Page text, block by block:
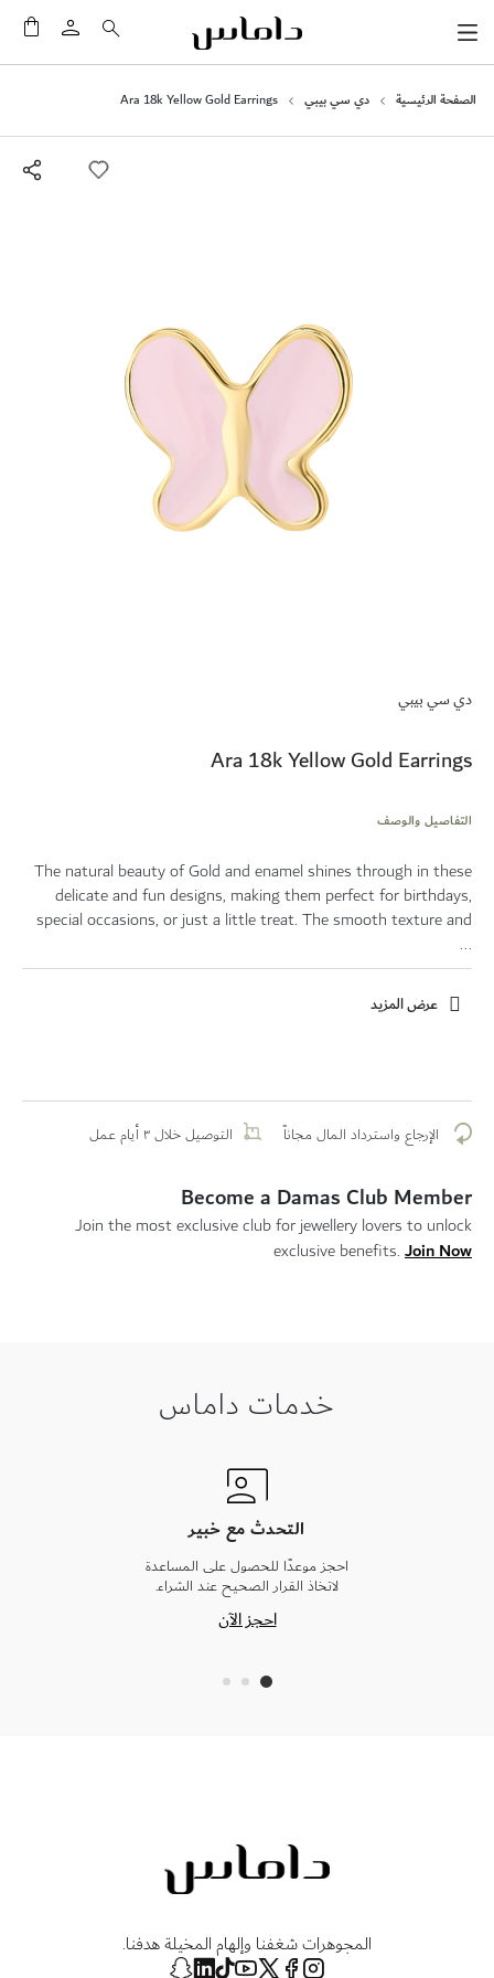
الصفحة الرئيسية دي سي بيبي Ara 18k Yellow Gold Earrings
بداية
الصور
دي سي بيبي
Ara 18k Yellow Gold Earrings
التفاصيل والوصف
The natural beauty of Gold and enamel shines through in these
delicate and fun designs, making them perfect for birthdays,
special occasions, or just a little treat. The smooth texture and
...
عرض المزيد
الإرجاع واسترداد المال مجاناً التوصيل خلال ٣ أيام عمل
Become a Damas Club Member
Join the most exclusive club for jewellery lovers to unlock
exclusive benefits. Join Now
خدمات داماس
التحدث مع خبير
احجز موعدًا للحصول على المساعدة
لاتخاذ القرار الصحيح عند الشراء.
احجز الآن
المجوهرات شغفنا وإلهام المخيلة هدفنا.